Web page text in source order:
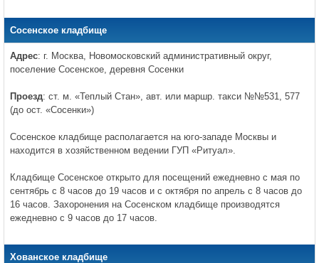
Сосенское кладбище
Адрес: г. Москва, Новомосковский административный округ,
поселение Сосенское, деревня Сосенки
Проезд: ст. м. «Теплый Стан», авт. или маршр. такси №№531, 577
(до ост. «Сосенки»)
Сосенское кладбище располагается на юго-западе Москвы и
находится в хозяйственном ведении ГУП «Ритуал».
Кладбище Сосенское открыто для посещений ежедневно с мая по
сентябрь с 8 часов до 19 часов и с октября по апрель с 8 часов до
16 часов. Захоронения на Сосенском кладбище производятся
ежедневно с 9 часов до 17 часов.
Хованское кладбище